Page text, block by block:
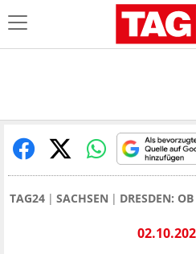
TAG24 SACHSEN DRESDEN: